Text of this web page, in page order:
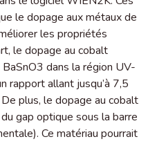
le dopage aux métaux de
les propriétés
le dopage au cobalt
dans la région UV-
rapport allant jusqu’à 7,5
plus, le dopage au cobalt
gap optique sous la barre
Ce matériau pourrait